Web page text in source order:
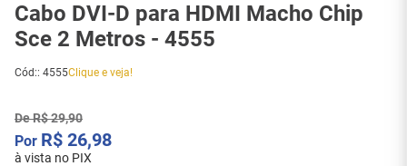
Cabo DVI-D para HDMI Macho Chip
Sce 2 Metros - 4555
Cód:: 4555Clique e veja!
DeR$29,90
R$ 26,98
à vista no PIX